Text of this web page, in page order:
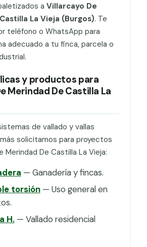
a Villarcayo De
La Vieja (Burgos). Te
teléfono o WhatsApp para
adecuado a tu finca, parcela o
y productos para
Merindad De Castilla La
de vallado y vallas
solicitamos para proyectos
Merindad De Castilla La Vieja:
— Ganadería y fincas.
torsión— Uso general en
H.— Vallado residencial